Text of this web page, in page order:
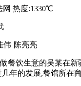
网 热度:1330℃
伟 陈亮亮
餐饮生意的吴某在
年的发展,餐馆所在